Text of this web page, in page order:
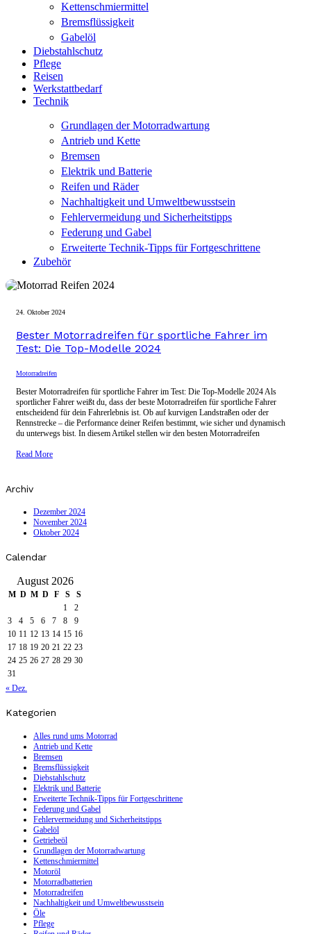
Kettenschmiermittel
Bremsflüssigkeit
Gabelöl
Diebstahlschutz
Pflege
Reisen
Werkstattbedarf
Technik
Grundlagen der Motorradwartung
Antrieb und Kette
Bremsen
Elektrik und Batterie
Reifen und Räder
Nachhaltigkeit und Umweltbewusstsein
Fehlervermeidung und Sicherheitstipps
Federung und Gabel
Erweiterte Technik-Tipps für Fortgeschrittene
Zubehör
24. Oktober 2024
Bester Motorradreifen für sportliche Fahrer im
Test: Die Top-Modelle 2024
Motorradreifen
Bester Motorradreifen für sportliche Fahrer im Test: Die Top-Modelle 2024 Als
sportlicher Fahrer weißt du, dass der beste Motorradreifen für sportliche Fahrer
entscheidend für dein Fahrerlebnis ist. Ob auf kurvigen Landstraßen oder der
Rennstrecke – die Performance deiner Reifen bestimmt, wie sicher und dynamisch
du unterwegs bist. In diesem Artikel stellen wir den besten Motorradreifen
Read More
Archiv
Dezember 2024
November 2024
Oktober 2024
Calendar
August 2026
M D M D F S
S
1
2
3
4 5 6 7 8
9
10 11 12 13 14 15 16
17 18 19 20 21 22 23
24 25 26 27 28 29 30
31
« Dez.
Kategorien
Alles rund ums Motorrad
Antrieb und Kette
Bremsen
Bremsflüssigkeit
Diebstahlschutz
Elektrik und Batterie
Erweiterte Technik-Tipps für Fortgeschrittene
Federung und Gabel
Fehlervermeidung und Sicherheitstipps
Gabelöl
Getriebeöl
Grundlagen der Motorradwartung
Kettenschmiermittel
Motoröl
Motorradbatterien
Motorradreifen
Nachhaltigkeit und Umweltbewusstsein
Öle
Pflege